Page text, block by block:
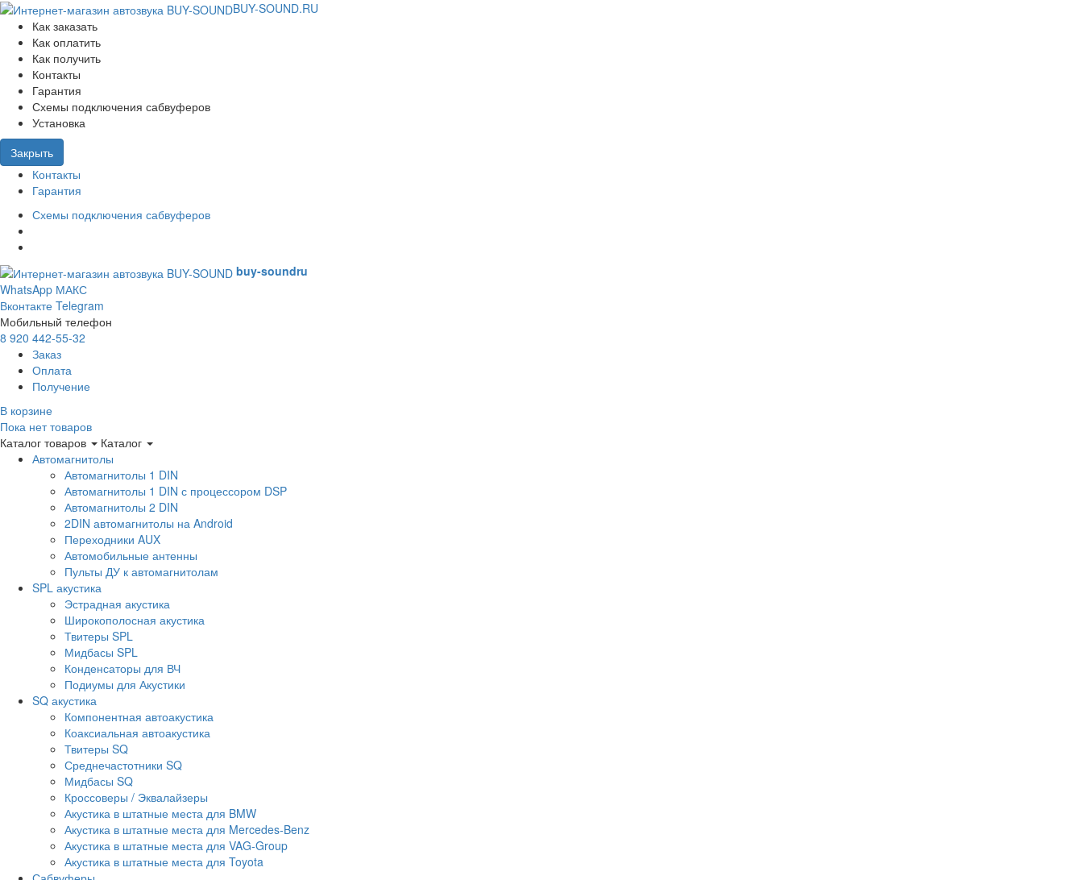
BUY-SOUND.RU
Как заказать
Как оплатить
Как получить
Контакты
Гарантия
Схемы подключения сабвуферов
Установка
Закрыть
Контакты
Гарантия
Схемы подключения сабвуферов
buy-soundru
WhatsApp МАКС
Вконтакте Telegram
Мобильный телефон
8 920 442-55-32
Заказ
Оплата
Получение
В корзине
Пока нет товаров
Каталог товаров
Каталог
Автомагнитолы
Автомагнитолы 1 DIN
Автомагнитолы 1 DIN с процессором DSP
Автомагнитолы 2 DIN
2DIN автомагнитолы на Android
Переходники AUX
Автомобильные антенны
Пульты ДУ к автомагнитолам
SPL акустика
Эстрадная акустика
Широкополосная акустика
Твитеры SPL
Мидбасы SPL
Конденсаторы для ВЧ
Подиумы для Акустики
SQ акустика
Компонентная автоакустика
Коаксиальная автоакустика
Твитеры SQ
Среднечастотники SQ
Мидбасы SQ
Кроссоверы / Эквалайзеры
Акустика в штатные места для BMW
Акустика в штатные места для Mercedes-Benz
Акустика в штатные места для VAG-Group
Акустика в штатные места для Toyota